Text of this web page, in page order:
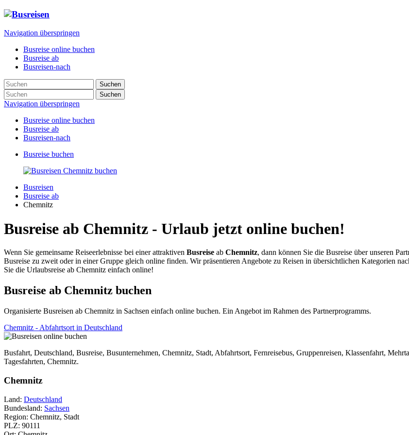
Navigation überspringen
Busreise online buchen
Busreise ab
Busreisen-nach
Suchen
Suchen
Navigation überspringen
Busreise online buchen
Busreise ab
Busreisen-nach
Busreise buchen
Busreisen
Busreise ab
Chemnitz
Busreise ab Chemnitz - Urlaub jetzt online buchen!
Wenn Sie gemeinsame Reiseerlebnisse bei einer attraktiven Busreise ab Chemnitz, dann können Sie die Busreise über unseren
Busreise zu zweit oder in einer Gruppe gleich online finden. Wir präsentieren Angebote zu Reisen in übersichtlichen Kategorien
Sie die Urlaubsreise ab Chemnitz einfach online!
Busreise ab Chemnitz buchen
Organisierte Busreisen ab Chemnitz in Sachsen einfach online buchen. Ein Angebot im Rahmen des Partnerprogramms.
Chemnitz - Abfahrtsort in Deutschland
Busfahrt, Deutschland, Busreise, Busunternehmen, Chemnitz, Stadt, Abfahrtsort, Fernreisebus, Gruppenreisen, Klassenfahrt,
Tagesfahrten, Chemnitz.
Chemnitz
Land: Deutschland
Bundesland: Sachsen
Region: Chemnitz, Stadt
PLZ: 90111